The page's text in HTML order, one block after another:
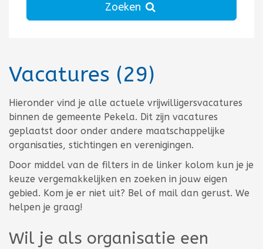
Zoeken
Vacatures (29)
Totaal aantal 29
Hieronder vind je alle actuele vrijwilligersvacatures
binnen de gemeente Pekela. Dit zijn vacatures
geplaatst door onder andere maatschappelijke
organisaties, stichtingen en verenigingen.
Door middel van de filters in de linker kolom kun je je
keuze vergemakkelijken en zoeken in jouw eigen
gebied. Kom je er niet uit? Bel of mail dan gerust. We
helpen je graag!
Wil je als organisatie een